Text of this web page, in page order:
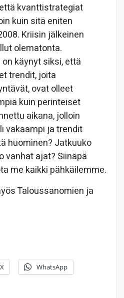
kvanttistrategiat
kuin sitä eniten
Kriisin jälkeinen
olematonta.
käynyt siksi, että
trendit, joita
ovat olleet
kuin perinteiset
aikana, jolloin
vakaampi ja trendit
huominen? Jatkuuko
vanhat ajat? Siinäpä
me kaikki pähkäilemme.
Taloussanomien ja
X WhatsApp